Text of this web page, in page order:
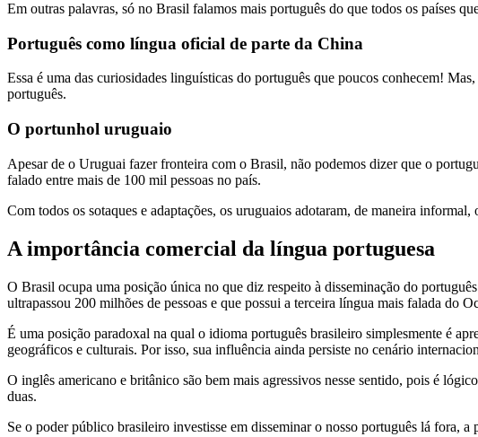
Em outras palavras, só no Brasil falamos mais português do que todos os países
Português como língua oficial de parte da China
Essa é uma das curiosidades linguísticas do português que poucos conhecem!
português.
O portunhol uruguaio
Apesar de o Uruguai fazer fronteira com o Brasil, não podemos dizer que o
falado entre mais de 100 mil pessoas no país.
Com todos os sotaques e adaptações, os uruguaios adotaram, de maneira
A importância comercial da língua portuguesa
O Brasil ocupa uma posição única no que diz respeito à disseminação do
ultrapassou 200 milhões de pessoas e que possui a terceira língua mais falada do
É uma posição paradoxal na qual o idioma português brasileiro simplesmente é
geográficos e culturais. Por isso, sua influência ainda persiste no cenário
O inglês americano e britânico são bem mais agressivos nesse sentido, pois é
duas.
Se o poder público brasileiro investisse em disseminar o nosso português lá fora,